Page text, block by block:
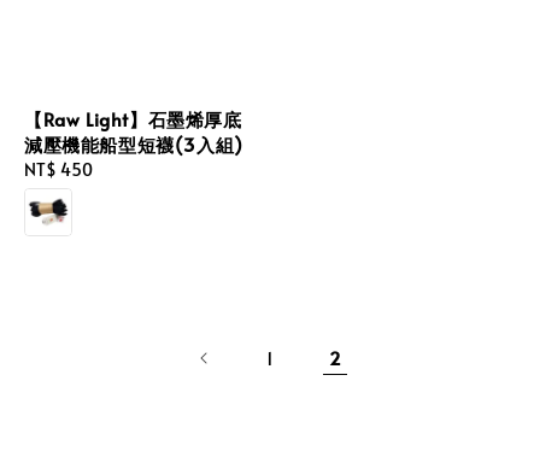
【Raw Light】石墨烯厚底
減壓機能船型短襪(3入組)
Regular
price
NT$ 450
1 2